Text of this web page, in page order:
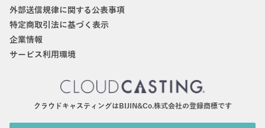
外部送信規律に関する公表事項
特定商取引法に基づく表示
企業情報
サービス利用環境
クラウドキャスティングはBIJIN&Co.株式会社の登録商標です